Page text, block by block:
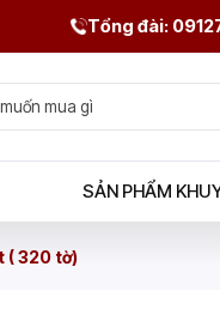
Tổng đài:
SẢN PHẨM
( 320 tờ)